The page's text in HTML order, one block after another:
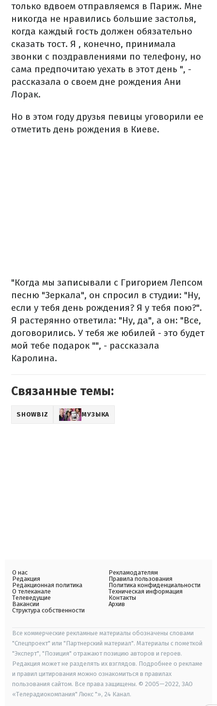
только вдвоем отправляемся в Париж. Мне
никогда не нравились большие застолья,
когда каждый гость должен обязательно
сказать тост. Я , конечно, принимала
звонки с поздравлениями по телефону, но
сама предпочитаю уехать в этот день ", -
рассказала о своем дне рождения Ани
Лорак.
Но в этом году друзья певицы уговорили ее
отметить день рождения в Киеве.
"Когда мы записывали с Григорием Лепсом
песню "Зеркала", он спросил в студии: "Ну,
если у тебя день рождения? Я у тебя пою?".
Я растерянно ответила: "Ну, да", а он: "Все,
договорились. У тебя же юбилей - это будет
мой тебе подарок "", - рассказала
Каролина.
Связанные темы:
SHOWBIZ МУЗЫКА
О нас
Редакция
Редакционная политика
О телеканале
Телеведущие
Вакансии
Структура собственности
Рекламодателям
Правила пользования
Политика конфиденциальности
Техническая информация
Контакты
Архив
Все коммерческие рекламные материалы обозначены словами
"Спецпроект" или "Партнерский материал". Материалы с пометкой
"Эксперт", "Позиция" отражают позицию авторов и героев.
Редакция может не разделять их взглядов. Подробнее о рекламе
и правил цитирования можно ознакомиться в правилах
пользования сайтом. Все права защищены. © 2005—2022, ЗАО
«Телерадиокомпания" Люкс "», 24 Канал.